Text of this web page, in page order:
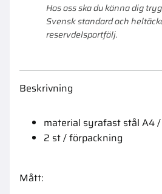
Hos oss ska du känna dig
Svensk standard och
reservdelsportfölj.
Beskrivning
material syrafast stål A4 /
2 st / förpackning
Mått: